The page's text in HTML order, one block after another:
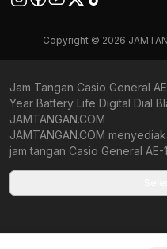
Copyright © 2026
Jam Tangan Casio General
Year Battery Life Digital Dial
JAMTANGAN.COM
JAMTANGAN.COM
jam tangan Casio General AE-
Kami berkomitmen untuk
yang tersedia merupakan
berkualitas tinggi, dan